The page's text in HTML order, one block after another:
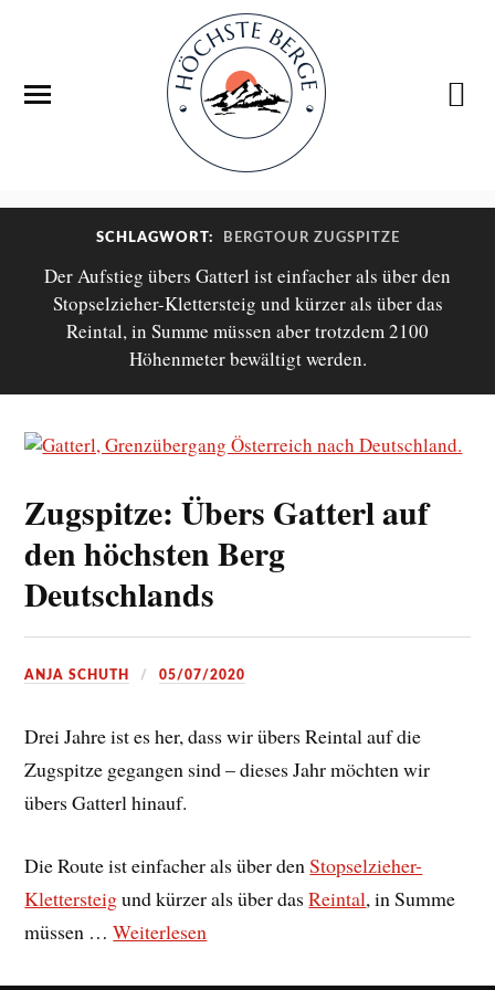
SCHLAGWORT: BERGTOUR ZUGSPITZE
Der Aufstieg übers Gatterl ist einfacher als über den
Stopselzieher-Klettersteig und kürzer als über das
Reintal, in Summe müssen aber trotzdem 2100
Höhenmeter bewältigt werden.
Zugspitze: Übers Gatterl auf
den höchsten Berg
Deutschlands
ANJA SCHUTH 05/07/2020
Drei Jahre ist es her, dass wir übers Reintal auf die
Zugspitze gegangen sind – dieses Jahr möchten wir
übers Gatterl hinauf.
Die Route ist einfacher als über denStopselzieher-
Klettersteigund kürzer als über dasReintal, in Summe
müssen …Weiterlesen